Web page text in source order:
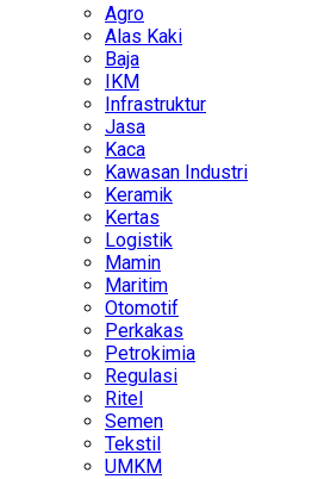
Agro
Alas Kaki
Baja
IKM
Infrastruktur
Jasa
Kaca
Kawasan Industri
Keramik
Kertas
Logistik
Mamin
Maritim
Otomotif
Perkakas
Petrokimia
Regulasi
Ritel
Semen
Tekstil
UMKM